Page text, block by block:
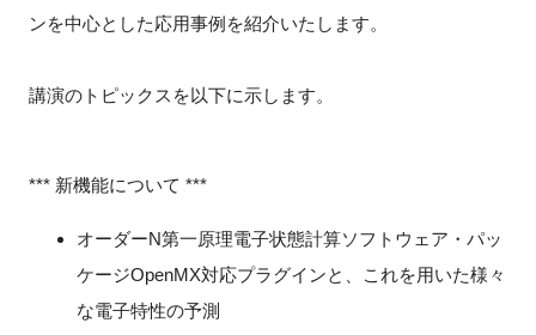
特別会員
施設・アクセス
イベントお知らせメール登録
ンを中心とした応用事例を紹介いたします。
講演のトピックスを以下に示します。
*** 新機能について ***
オーダーN第一原理電子状態計算ソフトウェア・パッ
ケージOpenMX対応プラグインと、これを用いた様々
な電子特性の予測